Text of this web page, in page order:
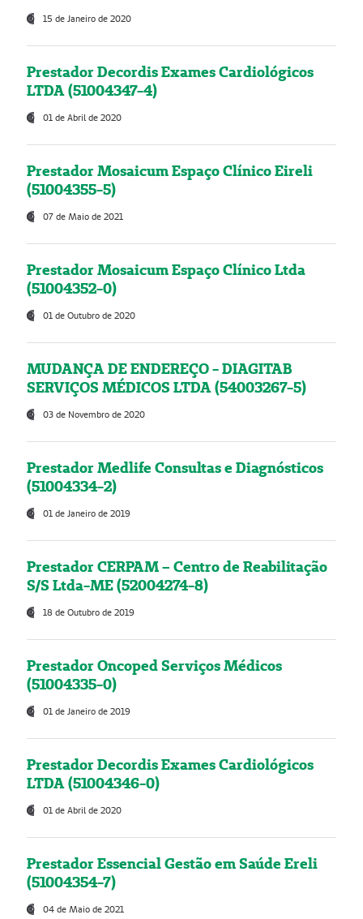
15 de Janeiro de 2020
Prestador Decordis Exames Cardiológicos
LTDA (51004347-4)
01 de Abril de 2020
Prestador Mosaicum Espaço Clínico Eireli
(51004355-5)
07 de Maio de 2021
Prestador Mosaicum Espaço Clínico Ltda
(51004352-0)
01 de Outubro de 2020
MUDANÇA DE ENDEREÇO - DIAGITAB
SERVIÇOS MÉDICOS LTDA (54003267-5)
03 de Novembro de 2020
Prestador Medlife Consultas e Diagnósticos
(51004334-2)
01 de Janeiro de 2019
Prestador CERPAM – Centro de Reabilitação
S/S Ltda-ME (52004274-8)
18 de Outubro de 2019
Prestador Oncoped Serviços Médicos
(51004335-0)
01 de Janeiro de 2019
Prestador Decordis Exames Cardiológicos
LTDA (51004346-0)
01 de Abril de 2020
Prestador Essencial Gestão em Saúde Ereli
(51004354-7)
04 de Maio de 2021